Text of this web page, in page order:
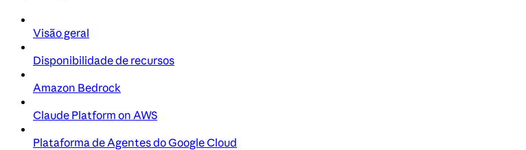
Visão geral
Disponibilidade de recursos
Amazon Bedrock
Claude Platform on AWS
Plataforma de Agentes do Google Cloud